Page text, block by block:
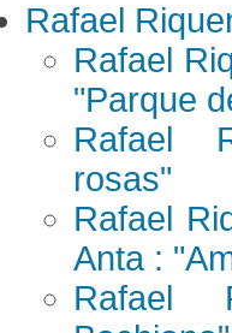
Rafael
Rafael
"Parque
Rafael
rosas"
Rafael
Anta :
Rafael